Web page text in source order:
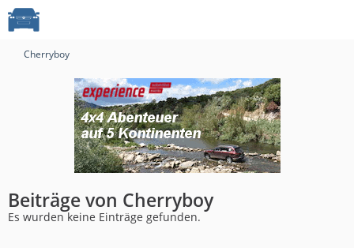
Cherryboy
Beiträge von Cherryboy
Es wurden keine Einträge gefunden.